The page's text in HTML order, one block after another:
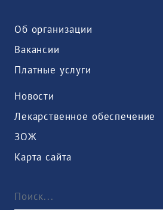
Об организации
Вакансии
Платные услуги
Новости
Лекарственное обеспечение
ЗОЖ
Карта сайта